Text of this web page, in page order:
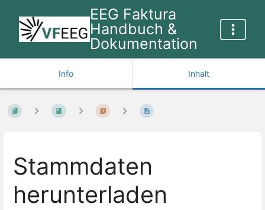
EEG Faktura
Handbuch &
Dokumentation
Info Inhalt
Stammdaten
herunterladen